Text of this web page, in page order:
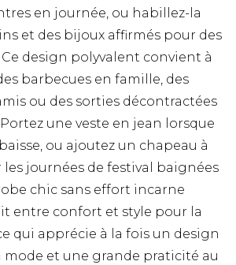
en journée, ou habillez-la
et des bijoux affirmés pour des
design polyvalent convient à
barbecues en famille, des
ou des sorties décontractées
une veste en jean lorsque
ou ajoutez un chapeau à
les journées de festival baignées
chic sans effort incarne
entre confort et style pour la
qui apprécie à la fois un design
mode et une grande praticité au